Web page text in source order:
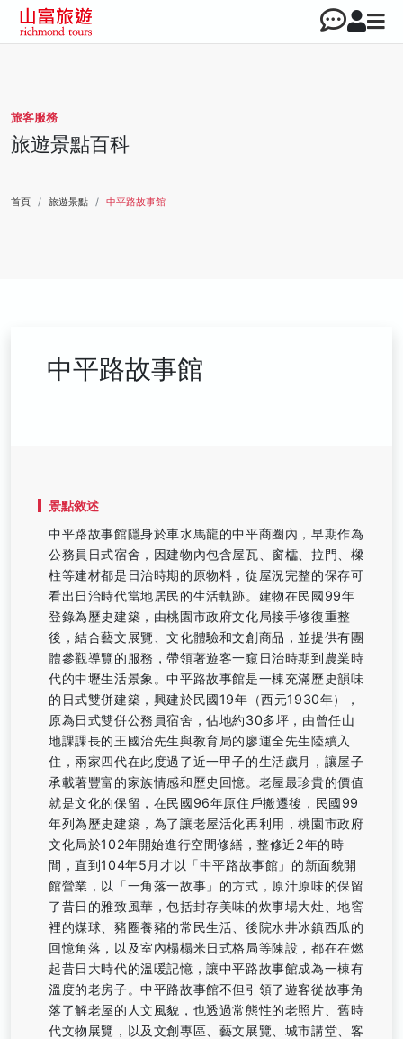
旅客服務
旅遊景點百科
首頁 旅遊景點 中平路故事館
中平路故事館
景點敘述
中平路故事館隱身於車水馬龍的中平商圈內，早期作為
公務員日式宿舍，因建物內包含屋瓦、窗櫺、拉門、樑
柱等建材都是日治時期的原物料，從屋況完整的保存可
看出日治時代當地居民的生活軌跡。建物在民國99年
登錄為歷史建築，由桃園市政府文化局接手修復重整
後，結合藝文展覽、文化體驗和文創商品，並提供有團
體參觀導覽的服務，帶領著遊客一窺日治時期到農業時
代的中壢生活景象。中平路故事館是一棟充滿歷史韻味
的日式雙併建築，興建於民國19年（西元1930年），
原為日式雙併公務員宿舍，佔地約30多坪，由曾任山
地課課長的王國治先生與教育局的廖運全先生陸續入
住，兩家四代在此度過了近一甲子的生活歲月，讓屋子
承載著豐富的家族情感和歷史回憶。老屋最珍貴的價值
就是文化的保留，在民國96年原住戶搬遷後，民國99
年列為歷史建築，為了讓老屋活化再利用，桃園市政府
文化局於102年開始進行空間修繕，整修近2年的時
間，直到104年5月才以「中平路故事館」的新面貌開
館營業，以「一角落一故事」的方式，原汁原味的保留
了昔日的雅致風華，包括封存美味的炊事場大灶、地窖
裡的煤球、豬圈養豬的常民生活、後院水井冰鎮西瓜的
回憶角落，以及室內榻榻米日式格局等陳設，都在在燃
起昔日大時代的溫暖記憶，讓中平路故事館成為一棟有
溫度的老房子。中平路故事館不但引領了遊客從故事角
落了解老屋的人文風貌，也透過常態性的老照片、舊時
代文物展覽，以及文創專區、藝文展覽、城市講堂、客